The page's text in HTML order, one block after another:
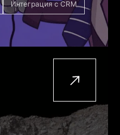
Интеграция с CRM